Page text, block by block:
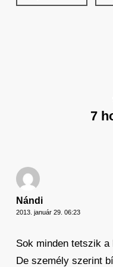
7
Nándi
2013. január 29. 06:23
Sok minden tetszik
De személy szerint